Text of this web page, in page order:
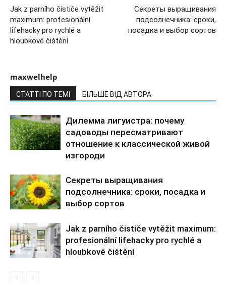
Jak z parního čističe vytěžit
maximum: profesionální
lifehacky pro rychlé a
hloubkové čištění
Секреты выращивания
подсолнечника: сроки,
посадка и выбор сортов
maxwelhelp
СТАТТІ ПО ТЕМІ БІЛЬШЕ ВІД АВТОРА
Дилемма лигуистра: почему
садоводы пересматривают
отношение к классической живой
изгороди
Секреты выращивания
подсолнечника: сроки, посадка и
выбор сортов
Jak z parního čističe vytěžit maximum:
profesionální lifehacky pro rychlé a
hloubkové čištění